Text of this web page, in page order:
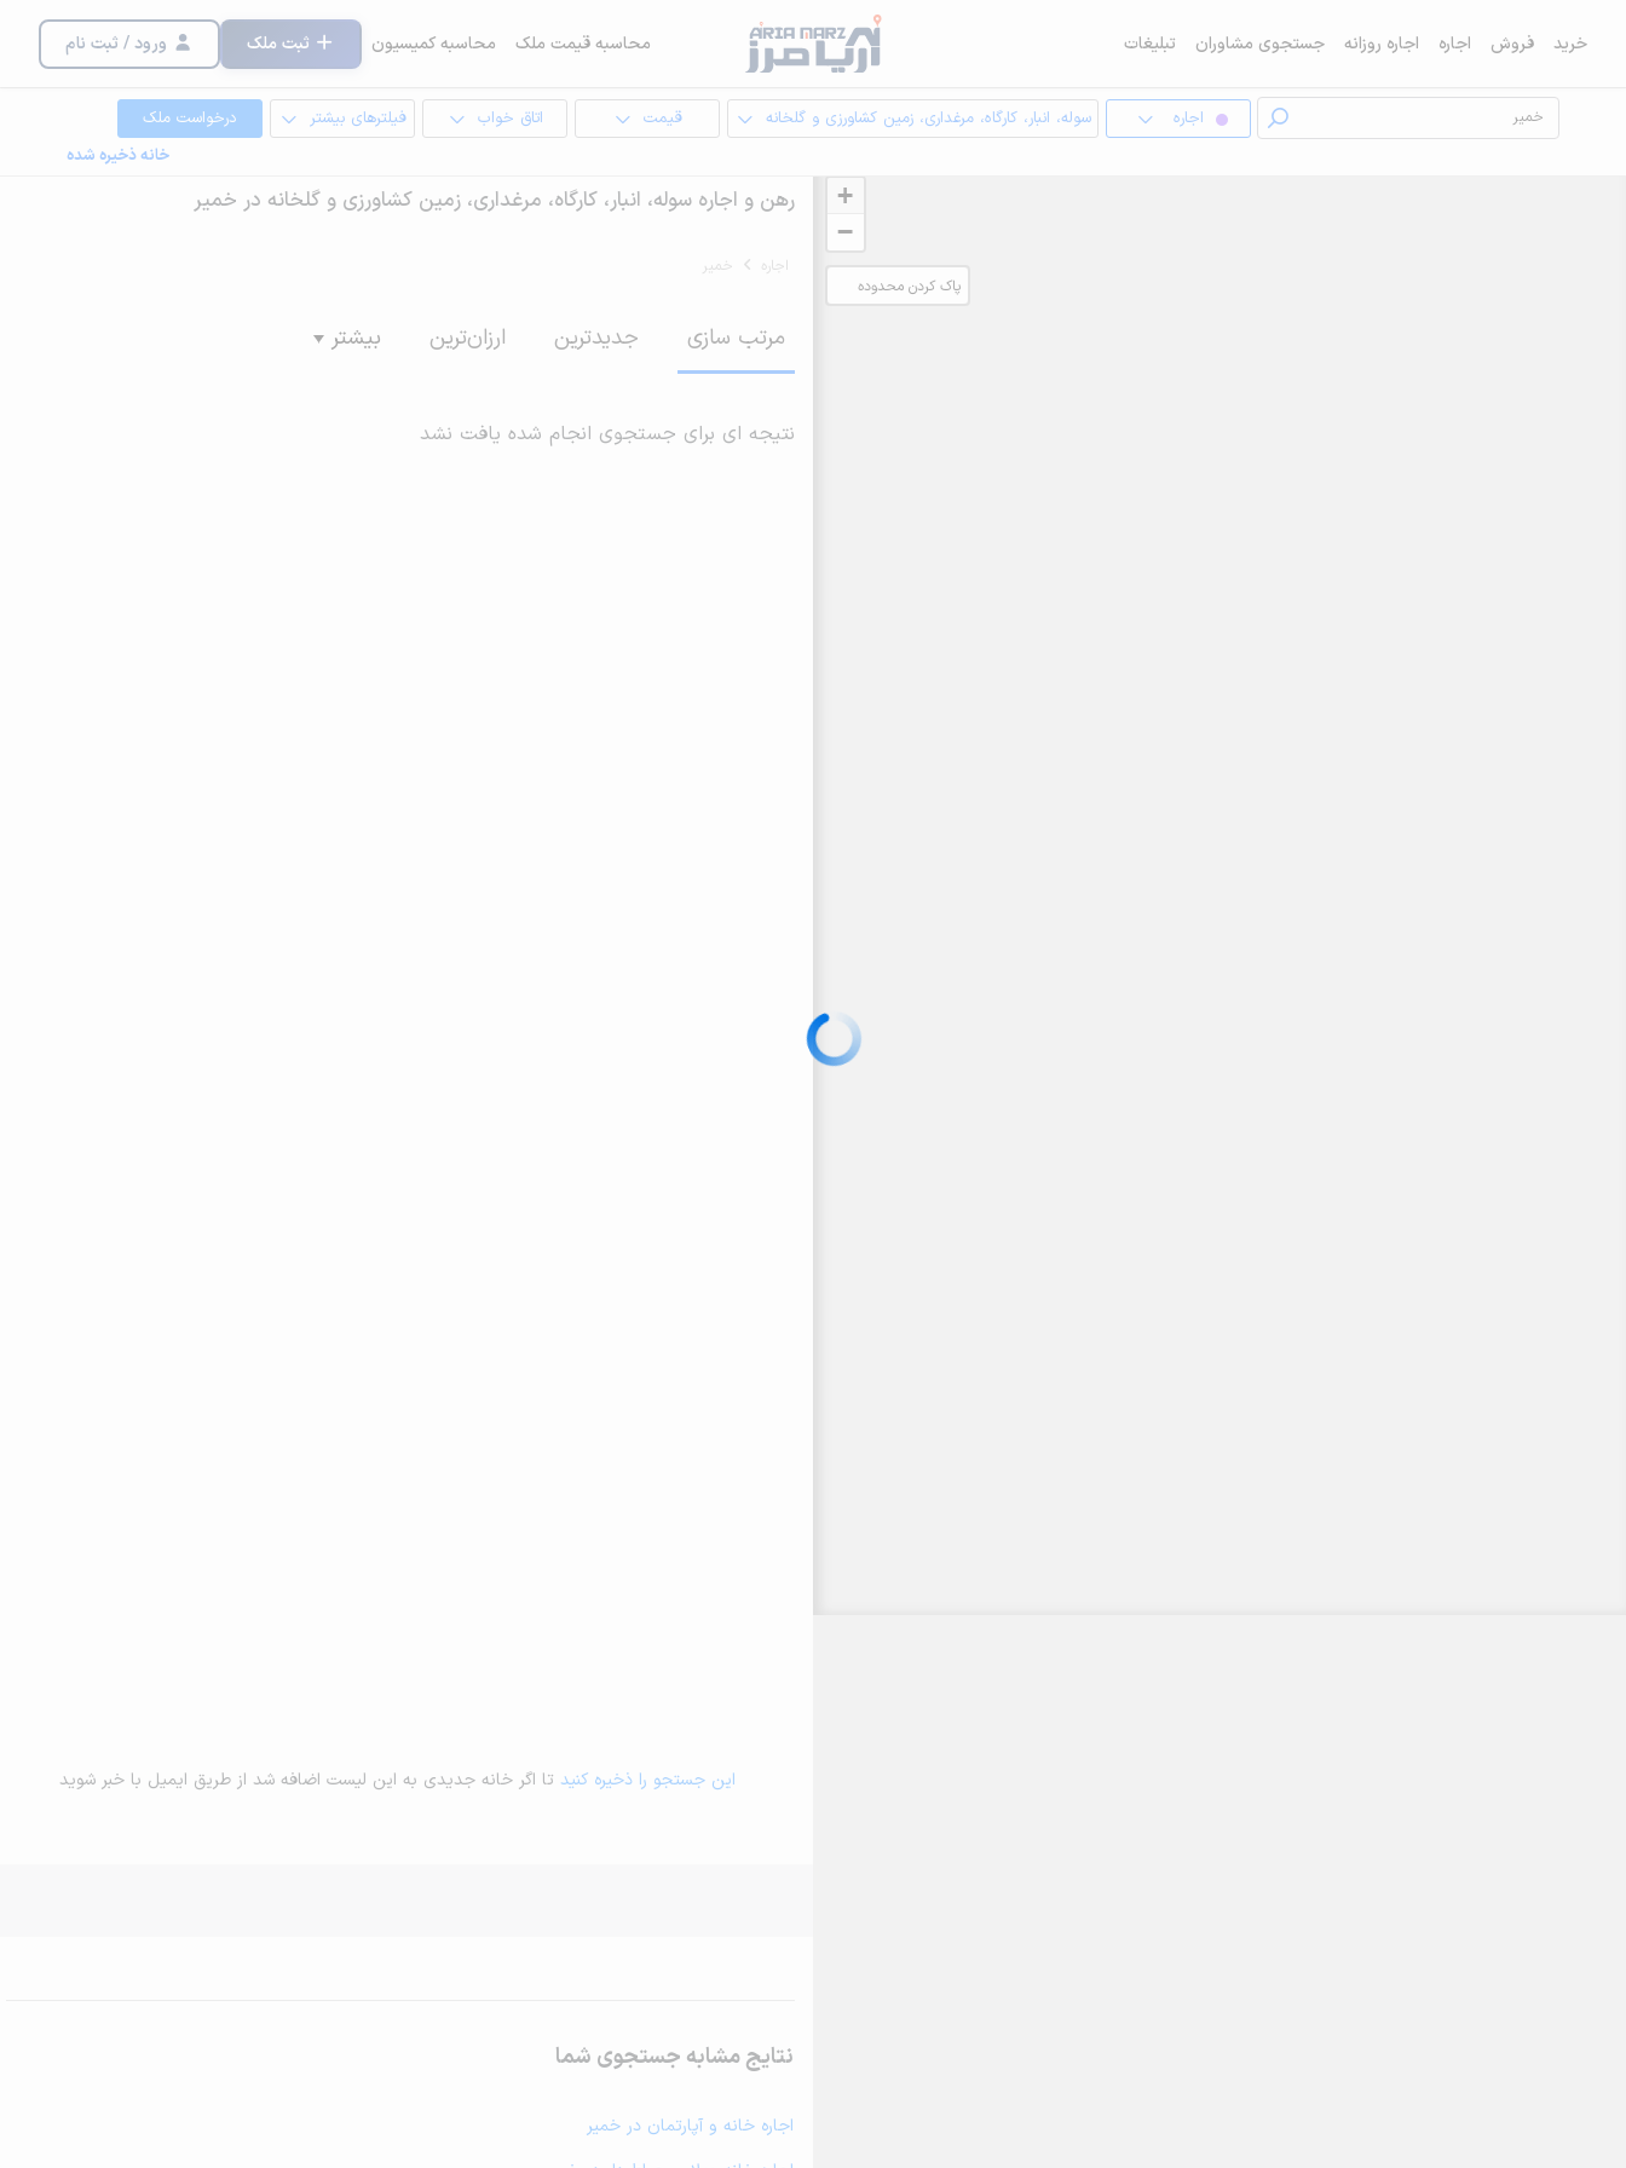
خرید فروش اجاره اجاره روزانه جستجوی مشاوران تبلیغات محاسبه قیمت ملک محاسبه کمیسیون ثبت ملک ورود / ثبت نام
اجاره سوله، انبار، کارگاه، مرغداری، زمین کشاورزی و گلخانه قیمت اتاق خواب فیلترهای بیشتر
درخواست ملک
خانه ذخیره شده
+
−
پاک کردن محدوده
رهن و اجاره سوله، انبار، کارگاه، مرغداری، زمین کشاورزی و گلخانه در خمیر
اجاره خمیر
مرتب سازی جدیدترین ارزان‌ترین بیشتر
نتیجه ای برای جستجوی انجام شده یافت نشد
این جستجو را ذخیره کنید تا اگر خانه جدیدی به این لیست اضافه شد از طریق ایمیل با خبر شوید
نتایج مشابه جستجوی شما
اجاره خانه و آپارتمان در خمیر